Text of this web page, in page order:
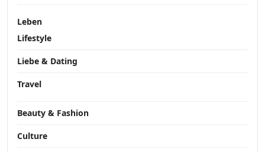
Leben
Lifestyle
Liebe & Dating
Travel
Beauty & Fashion
Culture